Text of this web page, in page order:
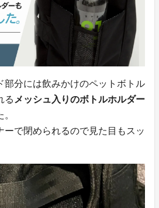
部分には飲みかけのペットボトル
る メッシュ入りのボトルホルダー
ーで閉められるので見た目もスッ